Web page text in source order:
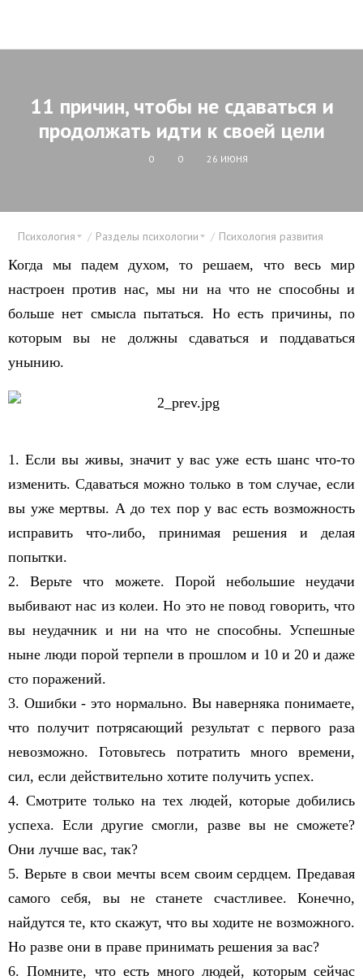
11 причин, чтобы не сдаваться и
продолжать идти к своей цели
0 0 26 ИЮНЯ
Психология Разделы психологии Психология развития
Когда мы падем духом, то решаем, что весь мир
настроен против нас, мы ни на что не способны и
больше нет смысла пытаться. Но есть причины, по
которым вы не должны сдаваться и поддаваться
унынию.
1. Если вы живы, значит у вас уже есть шанс что-то
изменить. Сдаваться можно только в том случае, если
вы уже мертвы. А до тех пор у вас есть возможность
исправить что-либо, принимая решения и делая
попытки.
2. Верьте что можете. Порой небольшие неудачи
выбивают нас из колеи. Но это не повод говорить, что
вы неудачник и ни на что не способны. Успешные
ныне люди порой терпели в прошлом и 10 и 20 и даже
сто поражений.
3. Ошибки - это нормально. Вы наверняка понимаете,
что получит потрясающий результат с первого раза
невозможно. Готовьтесь потратить много времени,
сил, если действительно хотите получить успех.
4. Смотрите только на тех людей, которые добились
успеха. Если другие смогли, разве вы не сможете?
Они лучше вас, так?
5. Верьте в свои мечты всем своим сердцем. Предавая
самого себя, вы не станете счастливее. Конечно,
найдутся те, кто скажут, что вы ходите не возможного.
Но разве они в праве принимать решения за вас?
6. Помните, что есть много людей, которым сейчас